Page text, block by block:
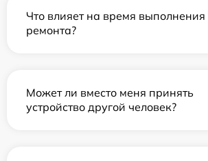
Что влияет на время выполнения
ремонта?
Может ли вместо меня принять
устройство другой человек?